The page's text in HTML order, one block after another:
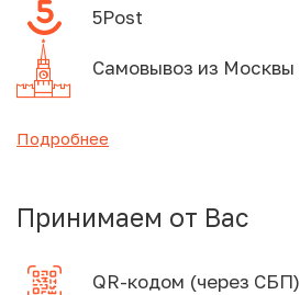
5Post
Самовывоз из Москвы
Подробнее
Принимаем от Вас
QR-кодом (через СБП)